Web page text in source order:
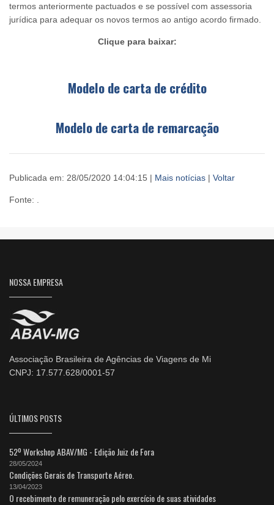
termos anteriormente pactuados e se possível com assessoria
jurídica para adequar os novos termos ao antigo acordo firmado.
Clique para baixar:
Modelo de carta de crédito
Modelo de carta de remarcação
Publicada em: 28/05/2020 14:04:15 | Mais notícias | Voltar
Fonte: .
NOSSA EMPRESA
Associação Brasileira de Agências de Viagens de Mi
CNPJ: 17.577.628/0001-57
ÚLTIMOS POSTS
52º Workshop ABAV/MG - Edição Juiz de Fora
28/05/2024
Condições Gerais de Transporte Aéreo.
13/04/2023
O recebimento de remuneração pelo exercício de suas atividades